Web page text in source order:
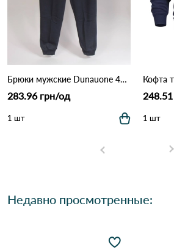
Брюки мужские Dunauone 41216 Различные цвета
283.96 грн/од
1 шт 1 шт
Недавно просмотренные: